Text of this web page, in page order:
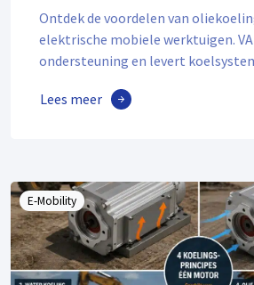
Ontdek de voordelen van
elektrische mobiele werktuigen.
ondersteuning en levert
Lees meer
E-Mobility